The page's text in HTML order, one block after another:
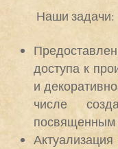
Наши задачи:
доступа к
и
числе
посвященным